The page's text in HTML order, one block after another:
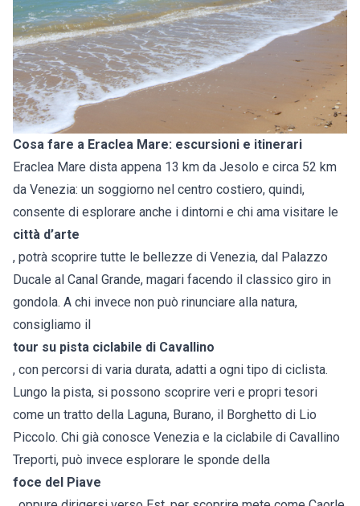
Cosa fare a Eraclea Mare: escursioni e itinerari
Eraclea Mare dista appena 13 km da Jesolo e circa 52 km
da Venezia: un soggiorno nel centro costiero, quindi,
consente di esplorare anche i dintorni e chi ama visitare le
città d’arte
, potrà scoprire tutte le bellezze di Venezia, dal Palazzo
Ducale al Canal Grande, magari facendo il classico giro in
gondola. A chi invece non può rinunciare alla natura,
consigliamo il
tour su pista ciclabile di Cavallino
, con percorsi di varia durata, adatti a ogni tipo di ciclista.
Lungo la pista, si possono scoprire veri e propri tesori
come un tratto della Laguna, Burano, il Borghetto di Lio
Piccolo. Chi già conosce Venezia e la ciclabile di Cavallino
Treporti, può invece esplorare le sponde della
foce del Piave